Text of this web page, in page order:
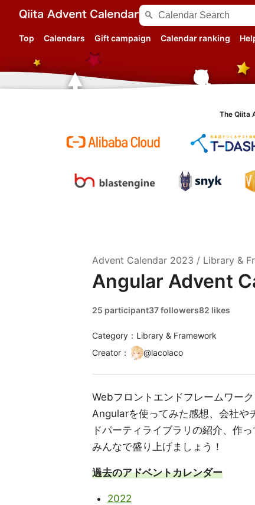
search
Top Calendars Gift campaign Calendar ranking
The Qiita
Advent Calendar 2023 / Library &
Angular Advent
25 participant37 followers82 likes
Category：Library & Framework
Creator ： @lacolaco
Webフロントエンドフレームワーク
Angularを使ってみた感想、会社や
ドパーティライブラリの紹介、作
みんなで盛り上げましょう！
過去のアドベントカレンダー
2022